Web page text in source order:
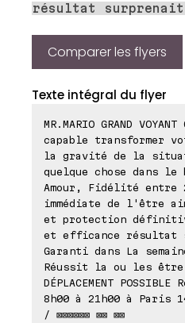
résultat
surprenait
Comparer les flyers
Texte intégral du flyer
MR.MARIO GRAND
capable transformer
la gravité de la
quelque chose dans le
Amour, Fidélité entre
immédiate de l'être
et protection
et efficance résultat
Garanti dans La
Réussit la ou les être
DÉPLACEMENT
8h00 à 21h00 à Paris
/ ⊠⊠⊠⊠⊠⊠ ⊠⊠ ⊠⊠